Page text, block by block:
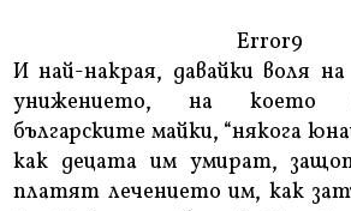
Error9
И най-накрая, давайки воля на
унижението, на което
българските майки, “някога
как децата им умират,
платят лечението им, как